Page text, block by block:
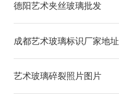
德阳艺术夹丝玻璃批发
成都艺术玻璃标识厂家地址
艺术玻璃碎裂照片图片